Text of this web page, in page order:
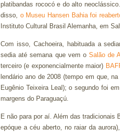
platibandas rococó e do alto
disso, o Museu Hansen Bahia foi
Instituto Cultural Brasil Alemanha, em
Com isso, Cachoeira, habituada a
sedia até semana que vem o Salão de
terceiro (e exponencialmente maior)
lendário ano de 2008 (tempo em que,
Eugênio Teixeira Leal); o segundo foi
margens do Paraguaçú.
E não para por aí. Além das tradicionais
epóque a céu aberto, no raiar da